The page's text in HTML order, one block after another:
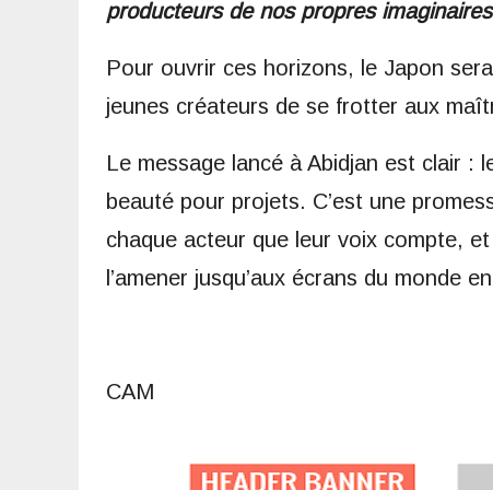
producteurs de nos propres
​Pour ouvrir ces horizons, le Japon
jeunes créateurs de se frotter aux
​Le message lancé à Abidjan est clair :
beauté pour projets. C’est une
chaque acteur que leur voix compte,
l’amener jusqu’aux écrans du monde
CAM